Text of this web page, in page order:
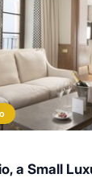
a Small